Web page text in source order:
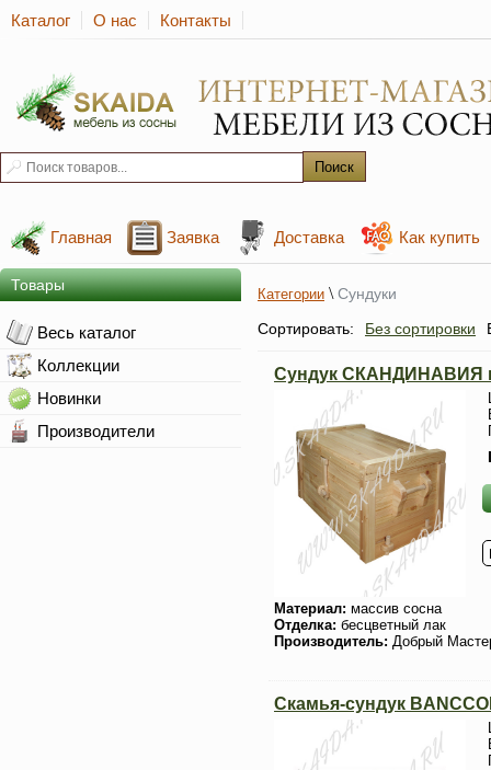
Каталог О нас Контакты
Главная Заявка Доставка Как купить
Товары
Весь каталог
Коллекции
Новинки
Производители
Категории \ Сундуки
Сортировать:
Без сортировки
Сундук СКАНДИНАВИЯ
Материал: массив сосна
Отделка: бесцветный лак
Производитель: Добрый
Скамья-сундук